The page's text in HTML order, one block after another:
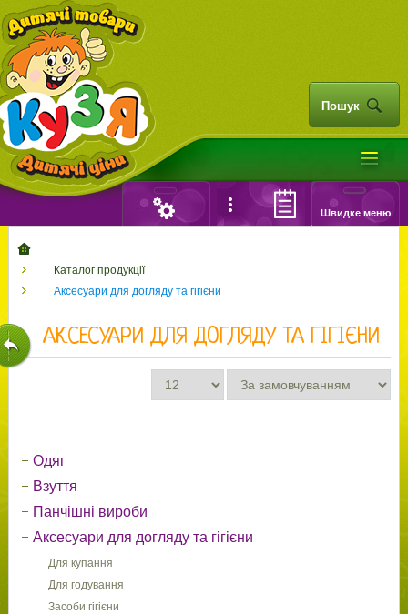
Пошук
Швидке меню
Каталог продукції
Аксесуари для догляду та гігієни
АКСЕСУАРИ ДЛЯ ДОГЛЯДУ ТА ГІГІЄНИ
Одяг
Взуття
Панчішні вироби
Аксесуари для догляду та гігієни
Для купання
Для годування
Засоби гігієни